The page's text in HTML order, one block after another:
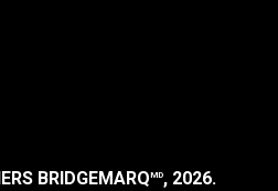
BRIDGEMARQMD, 2026.